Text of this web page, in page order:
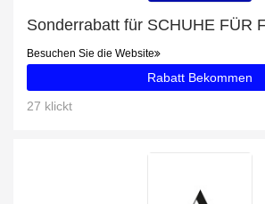
Besuchen Sie die Website
Rabatt Bekommen
27 klickt